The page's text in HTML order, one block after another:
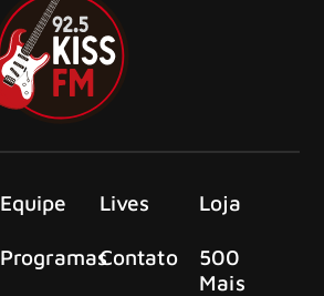
Equipe
Programas
Lives
Contato
Loja
500
Mais